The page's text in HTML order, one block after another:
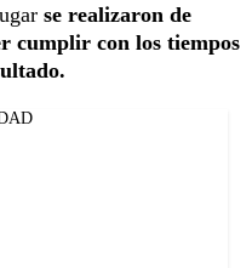
se realizaron de
cumplir con los tiempos